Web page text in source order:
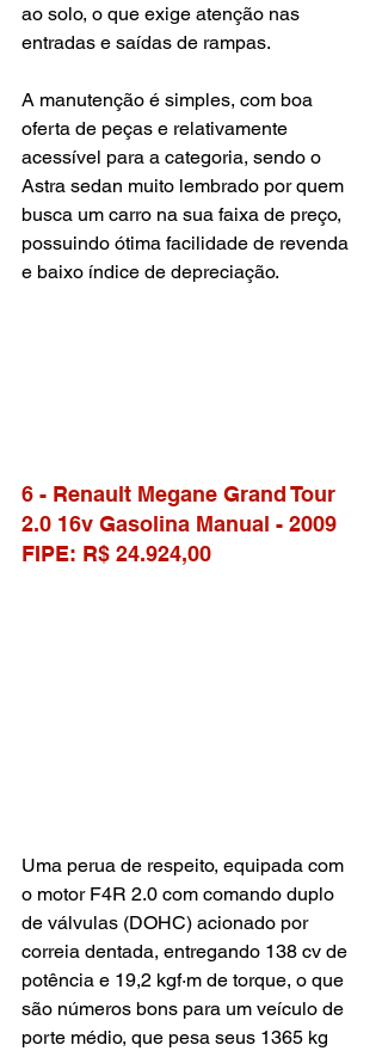
ao solo, o que exige atenção nas
entradas e saídas de rampas.
A manutenção é simples, com boa
oferta de peças e relativamente
acessível para a categoria, sendo o
Astra sedan muito lembrado por quem
busca um carro na sua faixa de preço,
possuindo ótima facilidade de revenda
e baixo índice de depreciação.
6 - Renault Megane Grand Tour
2.0 16v Gasolina Manual - 2009
FIPE: R$ 24.924,00
Uma perua de respeito, equipada com
o motor F4R 2.0 com comando duplo
de válvulas (DOHC) acionado por
correia dentada, entregando 138 cv de
potência e 19,2 kgf·m de torque, o que
são números bons para um veículo de
porte médio, que pesa seus 1365 kg